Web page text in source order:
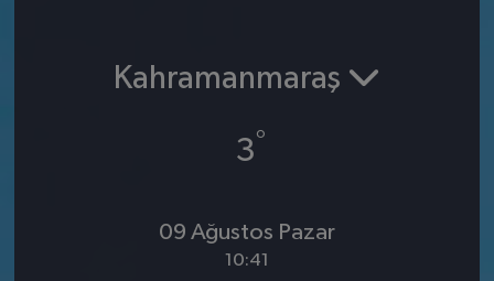
Kahramanmaraş
3°
09 Ağustos Pazar
10:41
Haber Arşivi